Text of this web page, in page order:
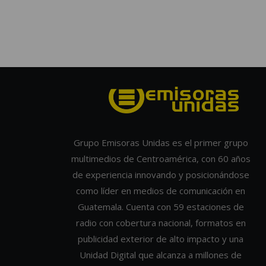
Grupo Emisoras Unidas es el primer grupo
multimedios de Centroamérica, con 60 años
de experiencia innovando y posicionándose
como líder en medios de comunicación en
Guatemala. Cuenta con 59 estaciones de
radio con cobertura nacional, formatos en
publicidad exterior de alto impacto y una
Unidad Digital que alcanza a millones de